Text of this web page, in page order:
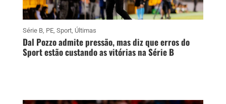
Série B, PE, Sport, Últimas
Dal Pozzo admite pressão, mas diz que erros do
Sport estão custando as vitórias na Série B